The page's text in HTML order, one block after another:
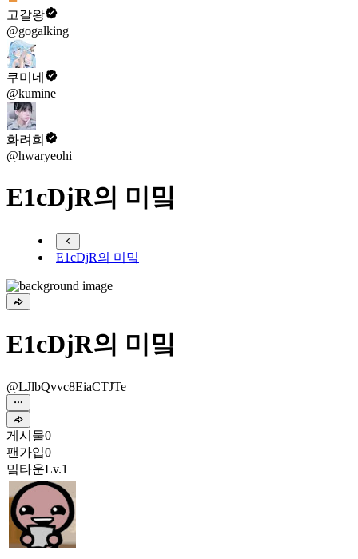
고갈왕
@gogalking
쿠미네
@kumine
화려희
@hwaryeohi
E1cDjR의 미밐
E1cDjR의 미밐
E1cDjR의 미밐
@LJlbQvvc8EiaCTJTe
게시물0
팬가입0
밐타운Lv.1